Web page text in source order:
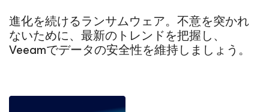
進化を続けるランサムウェア。不意を突かれ
ないために、最新のトレンドを把握し、
Veeamでデータの安全性を維持しましょう。